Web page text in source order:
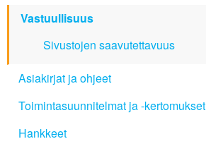
Vastuullisuus
Sivustojen saavutettavuus
Asiakirjat ja ohjeet
Toimintasuunnitelmat ja -kertomukset
Hankkeet